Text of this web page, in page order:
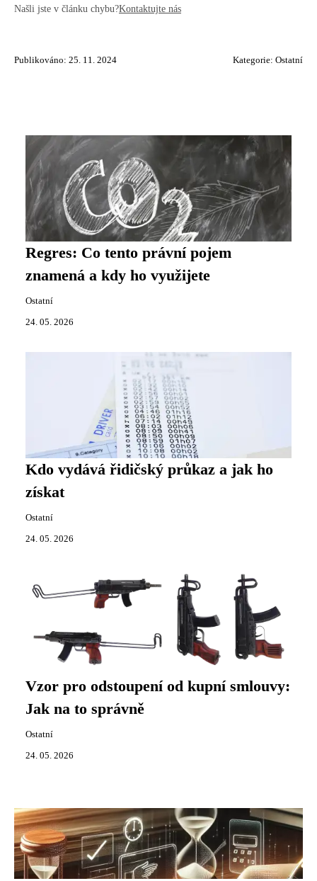
Našli jste v článku chybu?Kontaktujte nás
Publikováno: 25. 11. 2024 Kategorie: Ostatní
Regres: Co tento právní pojem
znamená a kdy ho využijete
Ostatní
24. 05. 2026
Kdo vydává řidičský průkaz a jak ho
získat
Ostatní
24. 05. 2026
Vzor pro odstoupení od kupní smlouvy:
Jak na to správně
Ostatní
24. 05. 2026